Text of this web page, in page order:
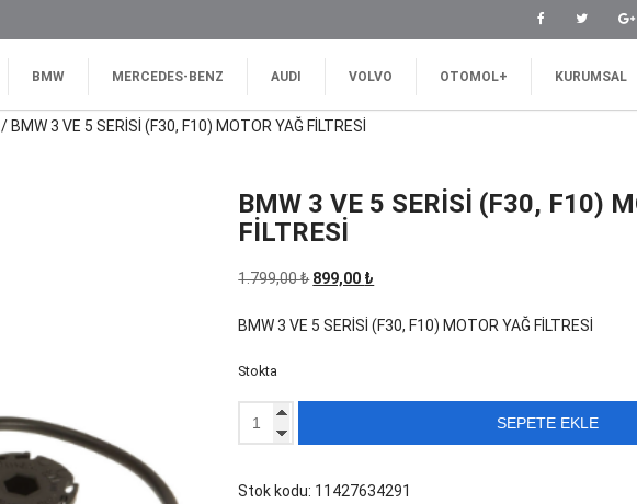
BMW MERCEDES-BENZ AUDI VOLVO OTOMOL+ KURUMSAL
/ BMW 3 VE 5 SERİSİ (F30, F10) MOTOR YAĞ FİLTRESİ
BMW 3 VE 5 SERİSİ (F30, F10)
FİLTRESİ
1.799,00₺ Orijinal
1.799,00 ₺.
899,00 ₺
fiyat:
BMW 3 VE 5 SERİSİ (F30, F10) MOTOR YAĞ FİLTRESİ
Stokta
BMW
3
SEPETE EKLE
Stok kodu: 11427634291